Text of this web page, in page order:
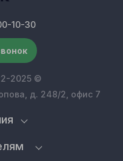
10-30
2025 ©
д. 248/2, офис 7